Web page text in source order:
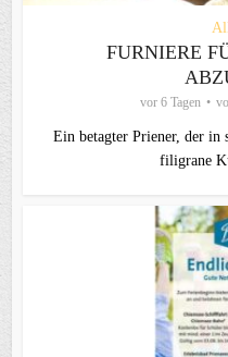
FURNIERE
vor 6 Tagen
Ein betagter Priener, der in
filigrane